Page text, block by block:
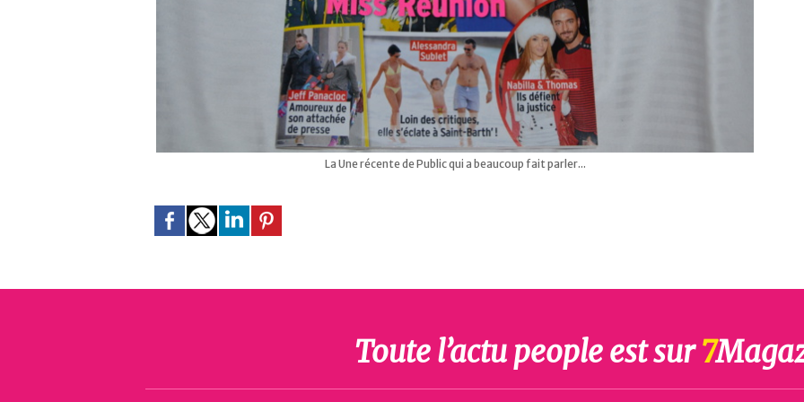
La Une récente de Public qui a beaucoup fait parler...
Toute l’actu people est sur7